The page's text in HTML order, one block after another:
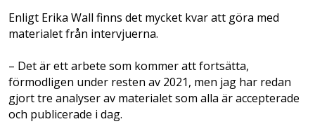
Enligt Erika Wall finns det mycket kvar att göra med
materialet från intervjuerna.
– Det är ett arbete som kommer att fortsätta,
förmodligen under resten av 2021, men jag har redan
gjort tre analyser av materialet som alla är accepterade
och publicerade i dag.